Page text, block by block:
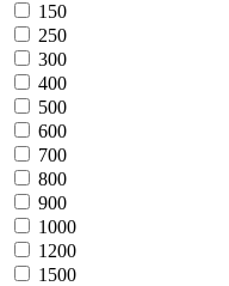
150
250
300
400
500
600
700
800
900
1000
1200
1500